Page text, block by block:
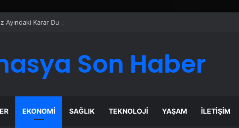
Ayındaki Karar Duruşmasına Çevrildi
Son Haber
EKONOMI SAĞLIK TEKNOLOJI YAŞAM İLETIŞIM